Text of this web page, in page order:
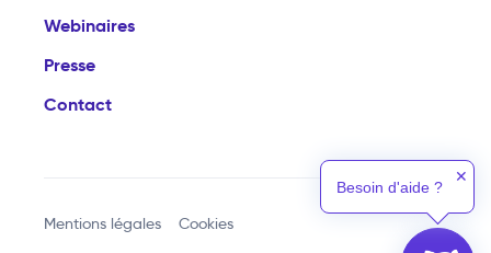
Webinaires
Presse
Contact
Mentions légales Cookies
Besoin d'aide ?
✕